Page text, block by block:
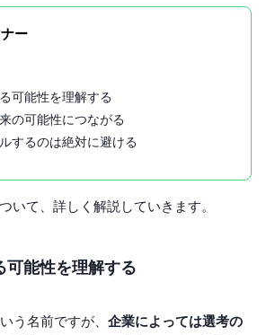
ー
可能性を理解する
の可能性につながる
するのは絶対に避ける
いて、詳しく解説していきます。
可能性を理解する
う名前ですが、 企業によっては選考の